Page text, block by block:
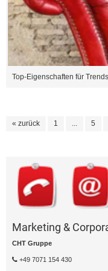
Top-Eigenschaften für
« zurück 1 ... 5
Marketing &
CHT Gruppe
+49 7071 154 430